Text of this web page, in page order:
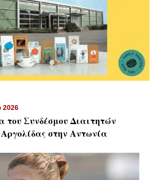
2026
του Συνδέσμου Διαιτητών
στην Αντωνία